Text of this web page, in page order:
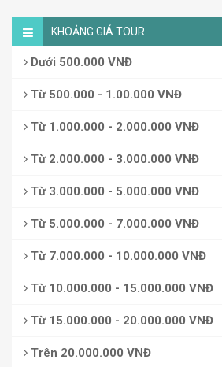
KHOẢNG GIÁ TOUR
Dưới 500.000 VNĐ
Từ 500.000 - 1.00.000 VNĐ
Từ 1.000.000 - 2.000.000 VNĐ
Từ 2.000.000 - 3.000.000 VNĐ
Từ 3.000.000 - 5.000.000 VNĐ
Từ 5.000.000 - 7.000.000 VNĐ
Từ 7.000.000 - 10.000.000 VNĐ
Từ 10.000.000 - 15.000.000 VNĐ
Từ 15.000.000 - 20.000.000 VNĐ
Trên 20.000.000 VNĐ